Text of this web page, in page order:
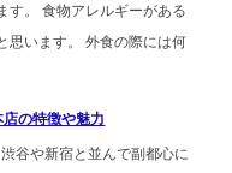
す。 食物アレルギーがある
思います。 外食の際には何
の特徴や魅力
谷や新宿と並んで副都心に